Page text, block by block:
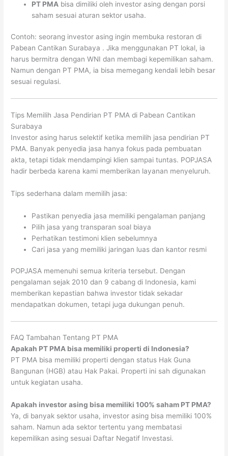
PT PMA bisa dimiliki oleh investor asing dengan porsi
saham sesuai aturan sektor usaha.
Contoh: seorang investor asing ingin membuka restoran di
Pabean Cantikan Surabaya . Jika menggunakan PT lokal, ia
harus bermitra dengan WNI dan membagi kepemilikan saham.
Namun dengan PT PMA, ia bisa memegang kendali lebih besar
sesuai regulasi.
Tips Memilih Jasa Pendirian PT PMA di Pabean Cantikan
Surabaya
Investor asing harus selektif ketika memilih jasa pendirian PT
PMA. Banyak penyedia jasa hanya fokus pada pembuatan
akta, tetapi tidak mendampingi klien sampai tuntas. POPJASA
hadir berbeda karena kami memberikan layanan menyeluruh.
Tips sederhana dalam memilih jasa:
Pastikan penyedia jasa memiliki pengalaman panjang
Pilih jasa yang transparan soal biaya
Perhatikan testimoni klien sebelumnya
Cari jasa yang memiliki jaringan luas dan kantor resmi
POPJASA memenuhi semua kriteria tersebut. Dengan
pengalaman sejak 2010 dan 9 cabang di Indonesia, kami
memberikan kepastian bahwa investor tidak sekadar
mendapatkan dokumen, tetapi juga dukungan penuh.
FAQ Tambahan Tentang PT PMA
Apakah PT PMA bisa memiliki properti di Indonesia?
PT PMA bisa memiliki properti dengan status Hak Guna
Bangunan (HGB) atau Hak Pakai. Properti ini sah digunakan
untuk kegiatan usaha.
Apakah investor asing bisa memiliki 100% saham PT PMA?
Ya, di banyak sektor usaha, investor asing bisa memiliki 100%
saham. Namun ada sektor tertentu yang membatasi
kepemilikan asing sesuai Daftar Negatif Investasi.